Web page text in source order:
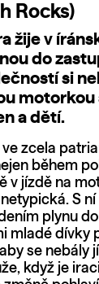
Rocks)
žije v
do
si
a dětí.
zcela
během
v jízdě na
S
plynu
mladé dívky
se nebály
když je